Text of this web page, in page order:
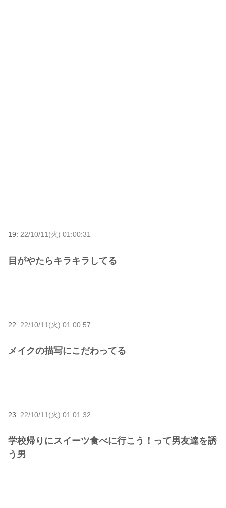
19: 22/10/11(火) 01:00:31
目がやたらキラキラしてる
22: 22/10/11(火) 01:00:57
メイクの描写にこだわってる
23: 22/10/11(火) 01:01:32
学校帰りにスイーツ食べに行こう！って男友達を誘
う男